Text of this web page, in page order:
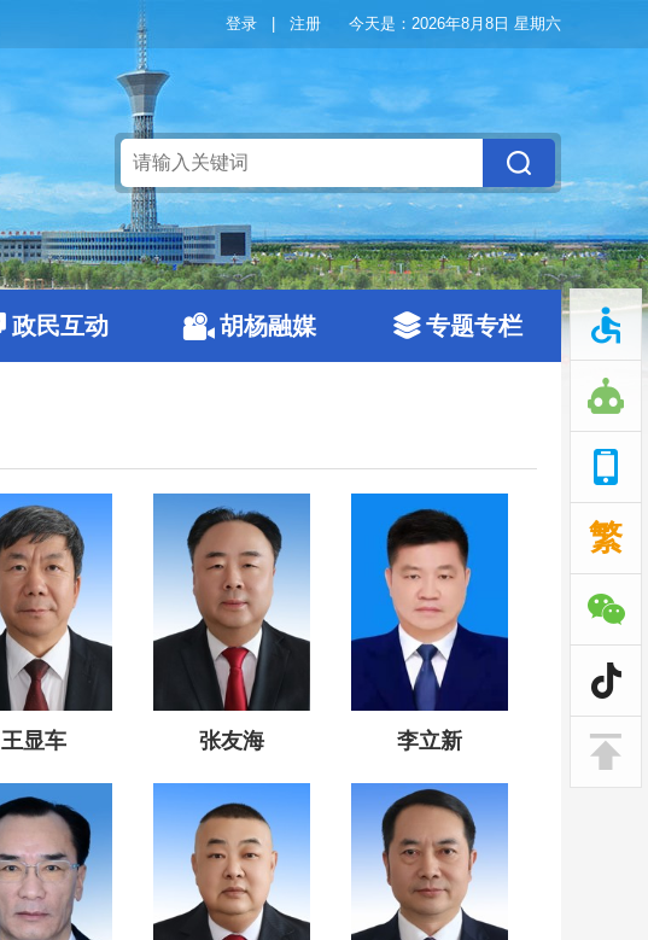
登录 注册 今天是： 2026年8月8日 星期六
政民互动 胡杨融媒 专题专栏
王显车 张友海 李立新
繁